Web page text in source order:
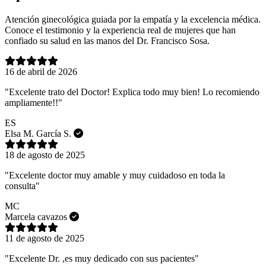
Atención ginecológica guiada por la empatía y la excelencia médica.
Conoce el testimonio y la experiencia real de mujeres que han
confiado su salud en las manos del Dr. Francisco Sosa.
16 de abril de 2026
"Excelente trato del Doctor! Explica todo muy bien! Lo recomiendo
ampliamente!!"
ES
Elsa M. García S.
18 de agosto de 2025
"Excelente doctor muy amable y muy cuidadoso en toda la
consulta"
MC
Marcela cavazos
11 de agosto de 2025
"Excelente Dr. ,es muy dedicado con sus pacientes"